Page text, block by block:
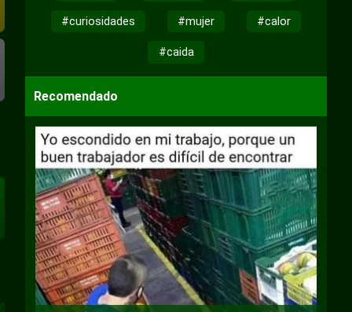
#curiosidades #mujer #calor
#caida
Recomendado